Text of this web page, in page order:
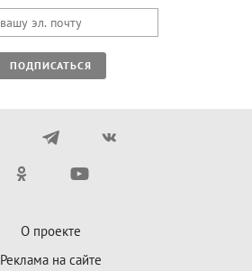
ПОДПИСАТЬСЯ
О проекте
Реклама на сайте